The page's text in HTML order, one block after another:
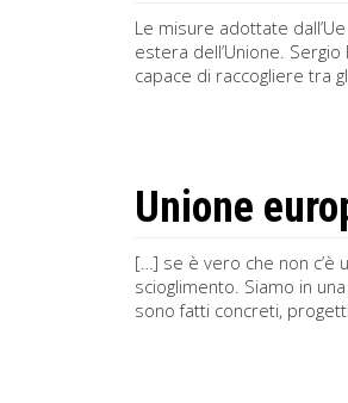
Le misure adottate
estera dell’Unione.
capace di raccogliere tra
Unione
[…] se è vero che non c’è
scioglimento. Siamo in
sono fatti concreti,